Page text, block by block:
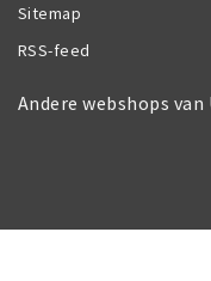
Sitemap
RSS-feed
Andere webshops